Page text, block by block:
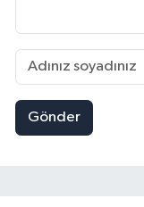
Gönder